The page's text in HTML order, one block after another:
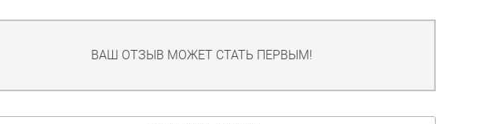
ВАШ ОТЗЫВ МОЖЕТ СТАТЬ ПЕРВЫМ!